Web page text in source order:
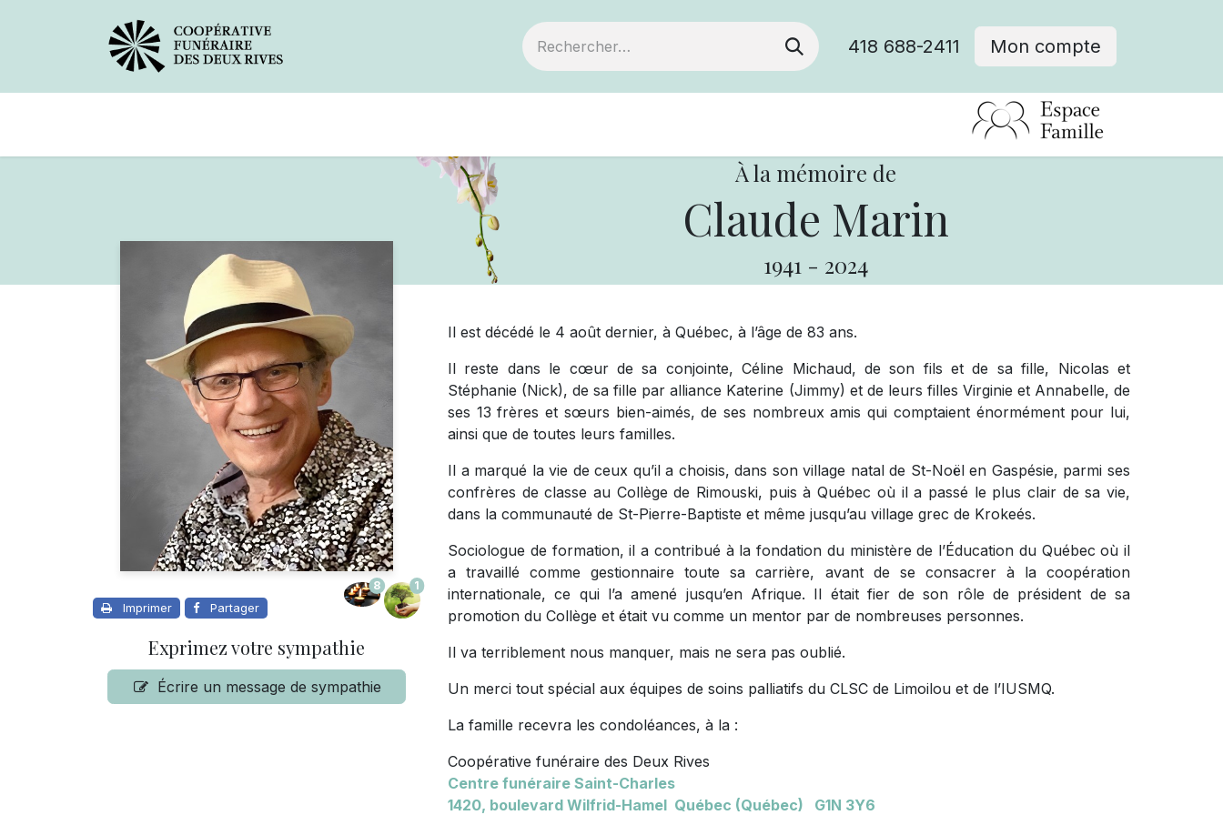
418 688-2411 Mon compte
À la mémoire de
Claude Marin
1941 - 2024
Imprimer Partager
8 1
Exprimez votre sympathie
Écrire un message de sympathie
Il est décédé le 4 août dernier, à Québec, à l’âge de 83 ans.
Il reste dans le cœur de sa conjointe, Céline Michaud, de son fils et de sa fille, Nicolas et
Stéphanie (Nick), de sa fille par alliance Katerine (Jimmy) et de leurs filles Virginie et Annabelle, de
ses 13 frères et sœurs bien-aimés, de ses nombreux amis qui comptaient énormément pour lui,
ainsi que de toutes leurs familles.
Il a marqué la vie de ceux qu’il a choisis, dans son village natal de St-Noël en Gaspésie, parmi ses
confrères de classe au Collège de Rimouski, puis à Québec où il a passé le plus clair de sa vie,
dans la communauté de St-Pierre-Baptiste et même jusqu’au village grec de Krokeés.
Sociologue de formation, il a contribué à la fondation du ministère de l’Éducation du Québec où il
a travaillé comme gestionnaire toute sa carrière, avant de se consacrer à la coopération
internationale, ce qui l’a amené jusqu’en Afrique. Il était fier de son rôle de président de sa
promotion du Collège et était vu comme un mentor par de nombreuses personnes.
Il va terriblement nous manquer, mais ne sera pas oublié.
Un merci tout spécial aux équipes de soins palliatifs du CLSC de Limoilou et de l’IUSMQ.
La famille recevra les condoléances, à la :
Coopérative funéraire des Deux Rives
Centre funéraire Saint-Charles
1420, boulevard Wilfrid-Hamel Québec (Québec) G1N 3Y6